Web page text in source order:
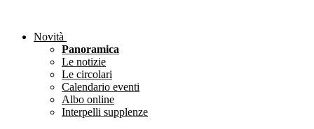
Novità
Panoramica
Le notizie
Le circolari
Calendario eventi
Albo online
Interpelli supplenze